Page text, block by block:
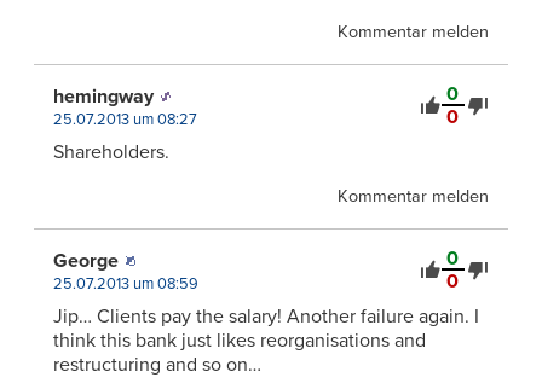
Kommentar melden
0
0
hemingway
25.07.2013 um 08:27
Shareholders.
Kommentar melden
0
0
George
25.07.2013 um 08:59
Jip… Clients pay the salary! Another failure again. I
think this bank just likes reorganisations and
restructuring and so on…